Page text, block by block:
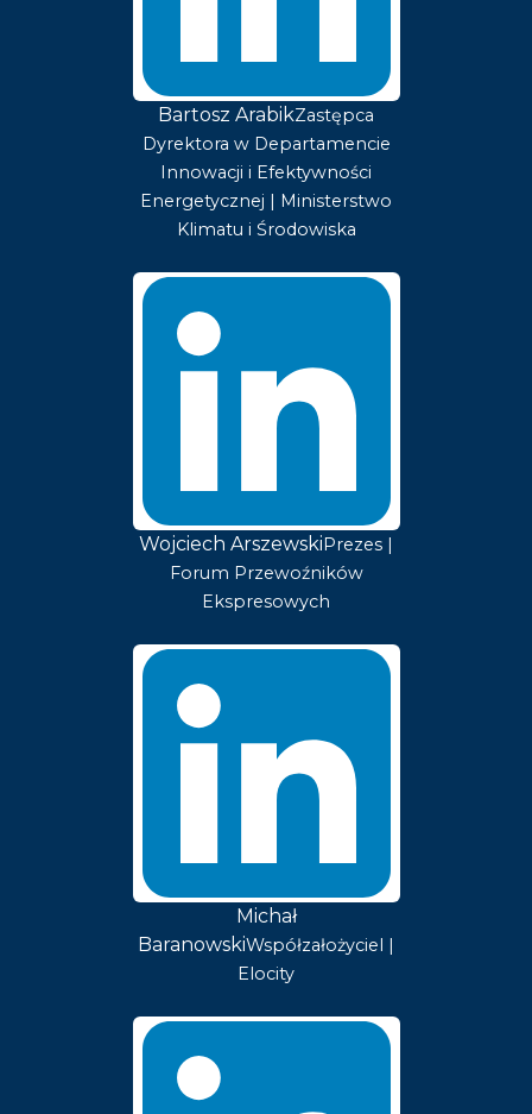
Bartosz ArabikZastępca
Dyrektora w Departamencie
Innowacji i Efektywności
Energetycznej | Ministerstwo
Klimatu i Środowiska
Wojciech ArszewskiPrezes |
Forum Przewoźników
Ekspresowych
Michał
BaranowskiWspółzałożyciel |
Elocity